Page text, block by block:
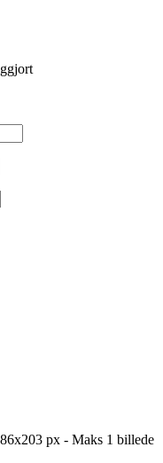
px - Maks 1 billede